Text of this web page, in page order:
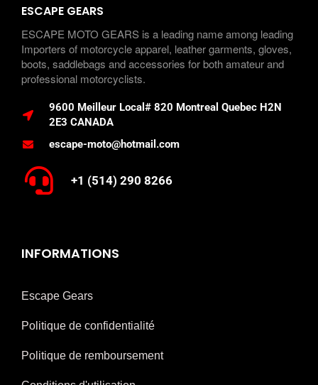
ESCAPE GEARS
ESCAPE MOTO GEARS is a leading name among leading
Importers of motorcycle apparel, leather garments, gloves,
boots, saddlebags and accessories for both amateur and
professional motorcyclists.
9600 Meilleur Local# 820 Montreal Quebec H2N
2E3 CANADA
escape-moto@hotmail.com
+1 (514) 290 8266
INFORMATIONS
Escape Gears
Politique de confidentialité
Politique de remboursement